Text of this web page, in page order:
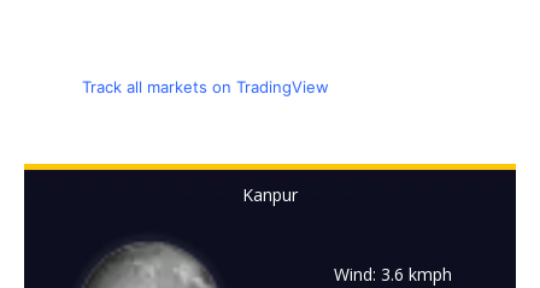
Track all markets on TradingView
Kanpur
Wind: 3.6 kmph